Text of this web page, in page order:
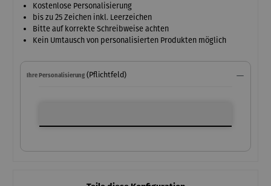
Kostenlose Personalisierung
bis zu 25 Zeichen inkl. Leerzeichen
Bitte auf korrekte Schreibweise achten
Kein Umtausch von personalisierten Produkten möglich
Ihre Personalisierung (Pflichtfeld)